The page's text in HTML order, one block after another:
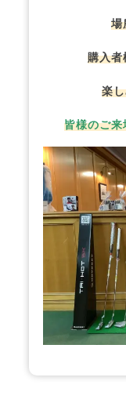
場
購入者
楽
皆様のご